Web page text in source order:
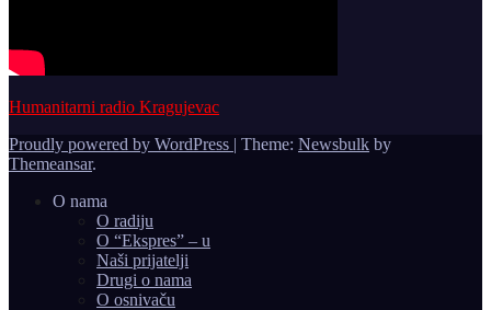
Humanitarni radio Kragujevac
Proudly powered by WordPress | Theme: Newsbulk by
Themeansar.
O nama
O radiju
O “Ekspres” – u
Naši prijatelji
Drugi o nama
O osnivaču